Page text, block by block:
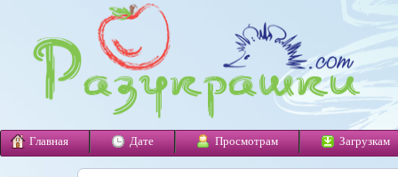
Главная Дате Просмотрам Загрузкам